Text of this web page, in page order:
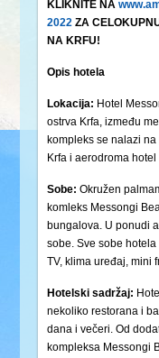
KLIKNITE NA
2022 ZA
NA KRFU!
Opis hotela
Lokacija: Hotel
ostrva Krfa, između
kompleks se nalazi
Krfa i aerodroma
Sobe: Okružen
komleks Messongi
bungalova. U ponudi
sobe. Sve sobe
TV, klima uređaj, mini
Hotelski sadržaj:
nekoliko restorana i
dana i večeri. Od
kompleksa Messongi